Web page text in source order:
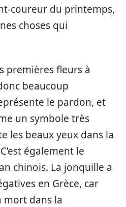
coureur du printemps,
choses qui
premières fleurs à
beaucoup
le pardon, et
un symbole très
les beaux yeux dans la
également le
chinois. La jonquille a
en Grèce, car
mort dans la